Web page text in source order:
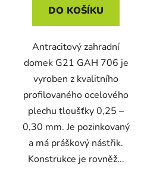
DO KOŠÍKU
Antracitový zahradní
domek G21 GAH 706 je
vyroben z kvalitního
profilovaného ocelového
plechu tloušťky 0,25 –
0,30 mm. Je pozinkovaný
a má práškový nástřik.
Konstrukce je rovněž...